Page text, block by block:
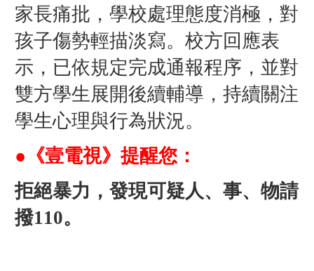
家長痛批，學校處理態度消極，對
孩子傷勢輕描淡寫。校方回應表
示，已依規定完成通報程序，並對
雙方學生展開後續輔導，持續關注
學生心理與行為狀況。
●《壹電視》提醒您：
拒絕暴力，發現可疑人、事、物請
撥110。